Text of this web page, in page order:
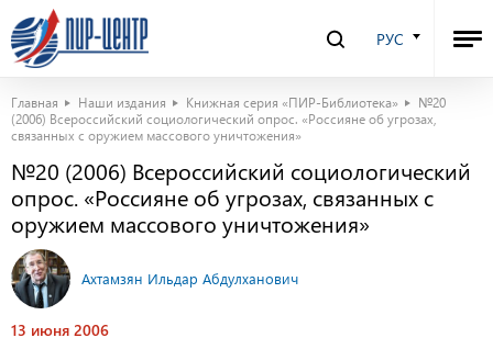
РУС
Главная Наши издания Книжная серия «ПИР-Библиотека»
№20
(2006) Всероссийский социологический опрос. «Россияне об угрозах,
связанных с оружием массового уничтожения»
№20 (2006) Всероссийский социологический
опрос. «Россияне об угрозах, связанных с
оружием массового уничтожения»
Ахтамзян Ильдар Абдулханович
13 июня 2006